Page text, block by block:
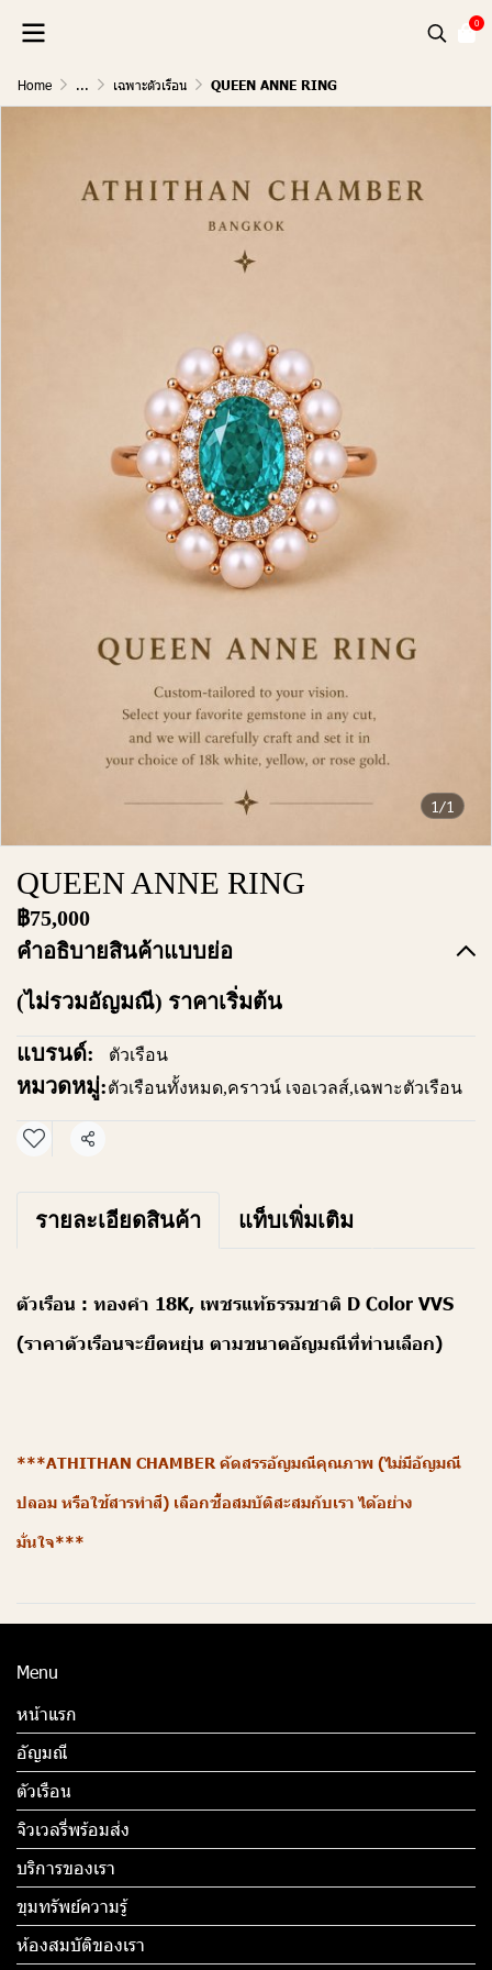
0
Home ... เฉพาะตัวเรือน QUEEN ANNE RING
1/1
QUEEN ANNE RING
฿75,000
คำอธิบายสินค้าแบบย่อ
(ไม่รวมอัญมณี) ราคาเริ่มต้น
แบรนด์: ตัวเรือน
หมวดหมู่:ตัวเรือนทั้งหมด,คราวน์ เจอเวลส์,เฉพาะตัวเรือน
แชร์
รายละเอียดสินค้า แท็บเพิ่มเติม
ตัวเรือน : ทองคำ 18K, เพชรแท้ธรรมชาติ D Color VVS
(ราคาตัวเรือนจะยืดหยุ่น ตามขนาดอัญมณีที่ท่านเลือก)
***ATHITHAN CHAMBER คัดสรรอัญมณีคุณภาพ (ไม่มีอัญมณี
ปลอม หรือใช้สารทำสี) เลือกซื้อสมบัติสะสมกับเรา ได้อย่าง
มั่นใจ***
Menu
หน้าแรก
อัญมณี
ตัวเรือน
จิวเวลรี่พร้อมส่ง
บริการของเรา
ขุมทรัพย์ความรู้
ห้องสมบัติของเรา